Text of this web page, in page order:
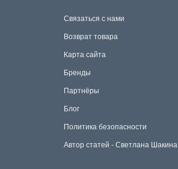
Связаться с нами
Возврат товара
Карта сайта
Бренды
Партнёры
Блог
Политика безопасности
Автор статей - Светлана Шакина